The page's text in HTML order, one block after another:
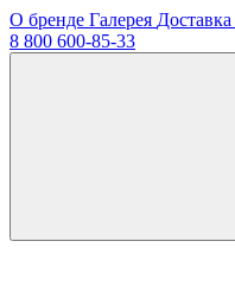
О бренде Галерея Доставка
8 800 600-85-33